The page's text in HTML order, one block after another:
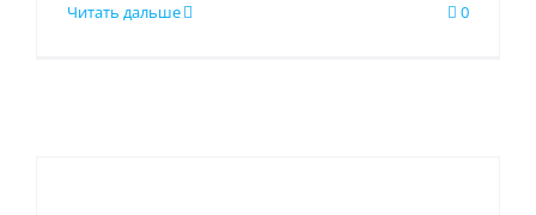
Читать дальше 0